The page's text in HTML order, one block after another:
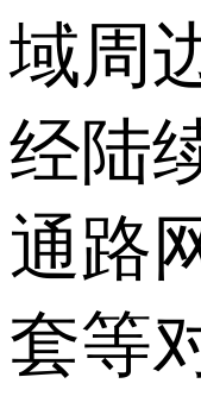
域周
经陆
通路
套等